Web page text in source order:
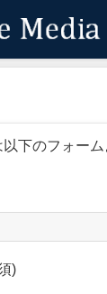
下のフォーム
)